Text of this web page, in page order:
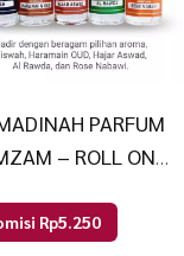
PARFUM
– ROLL ON
Oud
Rp5.250